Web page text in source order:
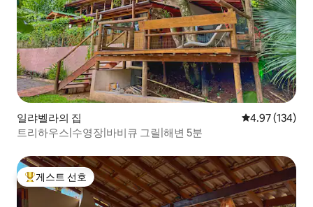
일랴벨라의 집 평점 4.97점(5
4.97 (134)
트리하우스|수영장|바비큐 그릴|해변 5분
상위 게스트 선호
게스트 선호